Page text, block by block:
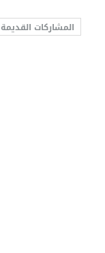
المشاركات القديمة